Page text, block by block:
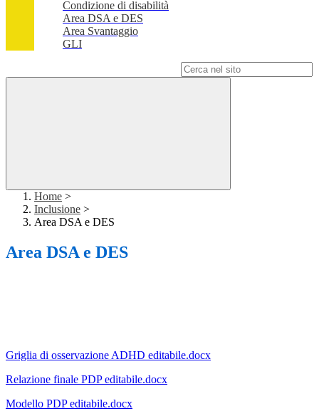
Condizione di disabilità
Area DSA e DES
Area Svantaggio
GLI
Home >
Inclusione >
Area DSA e DES
Area DSA e DES
Griglia di osservazione ADHD editabile.docx
Relazione finale PDP editabile.docx
Modello PDP editabile.docx